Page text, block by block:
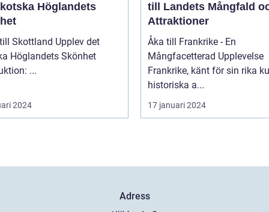
Höglandets
Upplev det
Höglandets Skönhet
Introduktion: ...
2024
till Landets Mångfald
Attraktioner
Åka till Frankrike - En
Mångfacetterad Upplevelse
Frankrike, känt för sin rika
historiska a...
17 januari 2024
Adress